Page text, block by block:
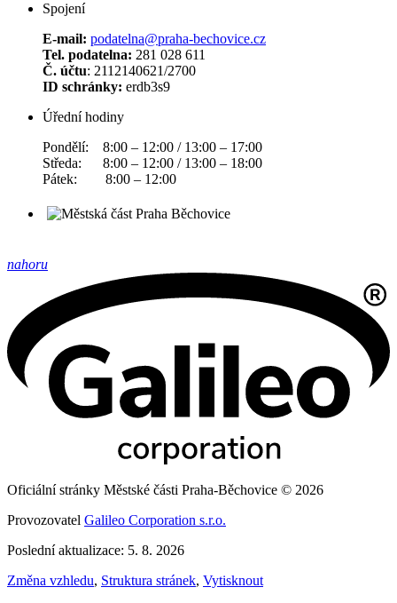
Spojení
E-mail: podatelna@praha-bechovice.cz
Tel. podatelna: 281 028 611
Č. účtu: 2112140621/2700
ID schránky: erdb3s9
Úřední hodiny
Pondělí: 8:00 – 12:00 / 13:00 – 17:00
Středa: 8:00 – 12:00 / 13:00 – 18:00
Pátek: 8:00 – 12:00
nahoru
Oficiální stránky Městské části Praha-Běchovice © 2026
Provozovatel Galileo Corporation s.r.o.
Poslední aktualizace: 5. 8. 2026
Změna vzhledu, Struktura stránek, Vytisknout